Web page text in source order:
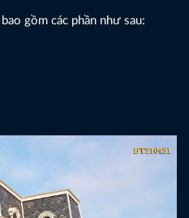
gồm các phần như sau: